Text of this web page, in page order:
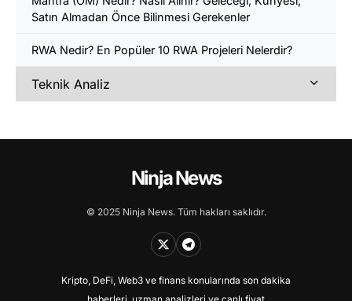
Satın Almadan Önce Bilinmesi Gerekenler
RWA Nedir? En Popüler 10 RWA Projeleri Nelerdir?
Teknik Analiz
Ninja News
© 2025 Ninja News. Tüm hakları saklıdır.
Kripto, DeFi, Web3 ve finans konularında son dakika